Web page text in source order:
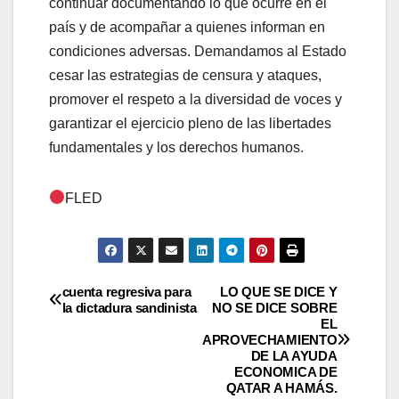
país y de acompañar a quienes informan en
condiciones adversas. Demandamos al Estado
cesar las estrategias de censura y ataques,
promover el respeto a la diversidad de voces y
garantizar el ejercicio pleno de las libertades
fundamentales y los derechos humanos.
FLED
Navegación
LO QUE SE DICE Y
NO SE DICE SOBRE
EL
APROVECHAMIENTO
DE LA AYUDA
ECONOMICA DE
QATAR A HAMÁS.
cuenta regresiva para
la dictadura sandinista